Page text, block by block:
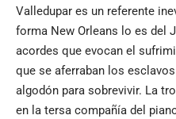
Valledupar es un referente
forma New Orleans lo es del
acordes que evocan el
que se aferraban los
algodón para sobrevivir. La
en la tersa compañía del